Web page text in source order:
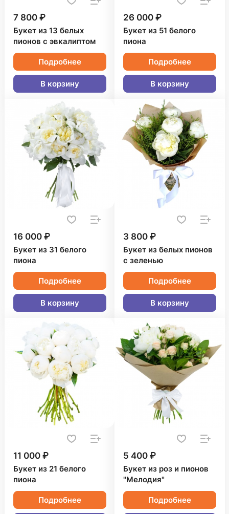
7 800 ₽
Букет из 13 белых
пионов с эвкалиптом
Подробнее
В корзину
26 000 ₽
Букет из 51 белого
пиона
Подробнее
В корзину
16 000 ₽
Букет из 31 белого
пиона
Подробнее
В корзину
3 800 ₽
Букет из белых пионов
с зеленью
Подробнее
В корзину
11 000 ₽
Букет из 21 белого
пиона
Подробнее
5 400 ₽
Букет из роз и пионов
"Мелодия"
Подробнее